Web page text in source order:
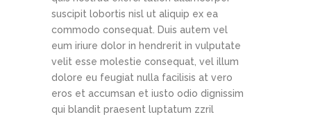
suscipit lobortis nisl ut aliquip ex ea
commodo consequat. Duis autem vel
eum iriure dolor in hendrerit in vulputate
velit esse molestie consequat, vel illum
dolore eu feugiat nulla facilisis at vero
eros et accumsan et iusto odio dignissim
qui blandit praesent luptatum zzril